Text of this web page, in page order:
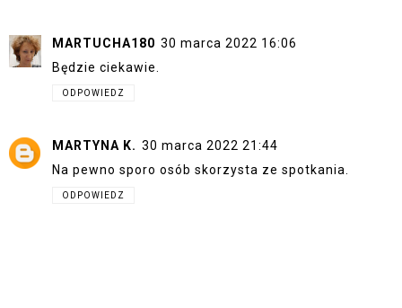
MARTUCHA180 30 marca 2022 16:06
Będzie ciekawie.
ODPOWIEDZ
MARTYNA K. 30 marca 2022 21:44
Na pewno sporo osób skorzysta ze spotkania.
ODPOWIEDZ